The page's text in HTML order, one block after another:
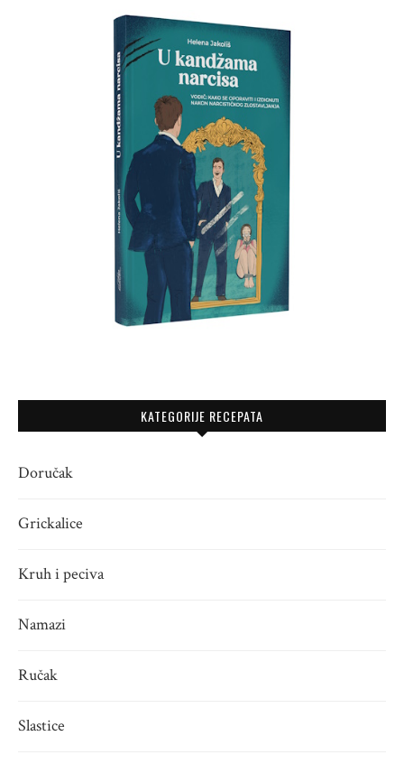
KATEGORIJE RECEPATA
Doručak
Grickalice
Kruh i peciva
Namazi
Ručak
Slastice